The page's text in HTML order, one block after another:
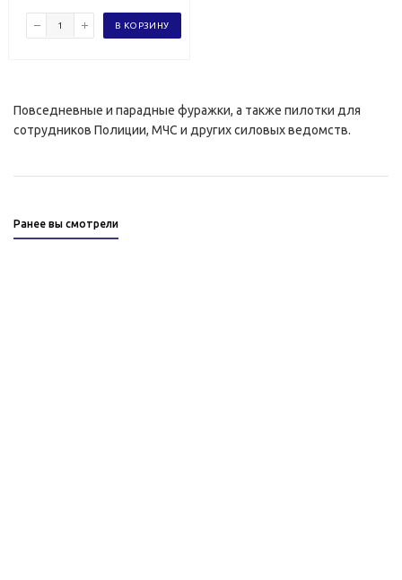
В КОРЗИНУ
Повседневные и парадные фуражки, а также пилотки для
сотрудников Полиции, МЧС и других силовых ведомств.
Ранее вы смотрели